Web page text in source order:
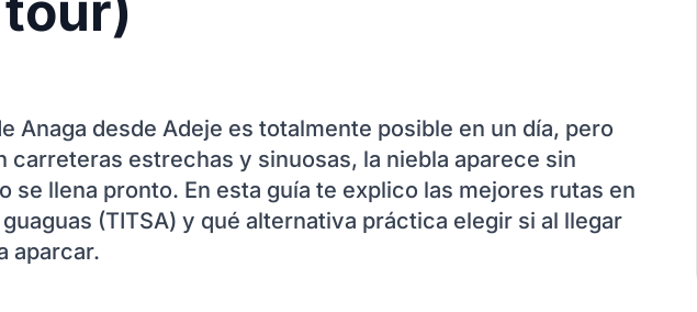
Anaga desde Adeje es totalmente posible en un día, pero
carreteras estrechas y sinuosas, la niebla aparece sin
se llena pronto. En esta guía te explico las mejores rutas en
(TITSA) y qué alternativa práctica elegir si al llegar
aparcar.